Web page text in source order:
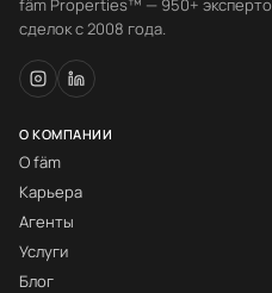
fäm Properties™ — 950+
сделок с 2008 года.
О КОМПАНИИ
О fäm
Карьера
Агенты
Услуги
Блог